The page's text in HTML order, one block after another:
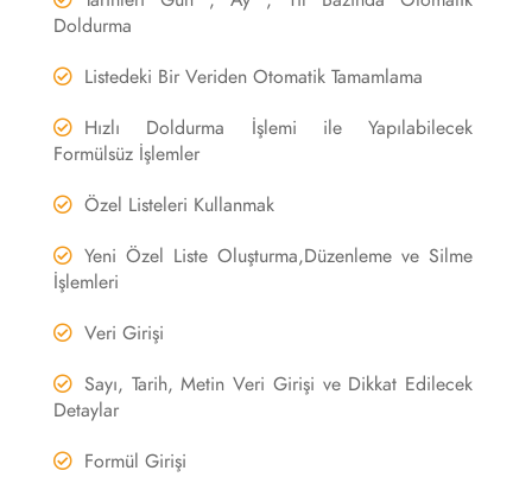
Doldurma
Listedeki Bir Veriden Otomatik Tamamlama
Hızlı Doldurma İşlemi ile Yapılabilecek
Formülsüz İşlemler
Özel Listeleri Kullanmak
Yeni Özel Liste Oluşturma,Düzenleme ve Silme
İşlemleri
Veri Girişi
Sayı, Tarih, Metin Veri Girişi ve Dikkat Edilecek
Detaylar
Formül Girişi